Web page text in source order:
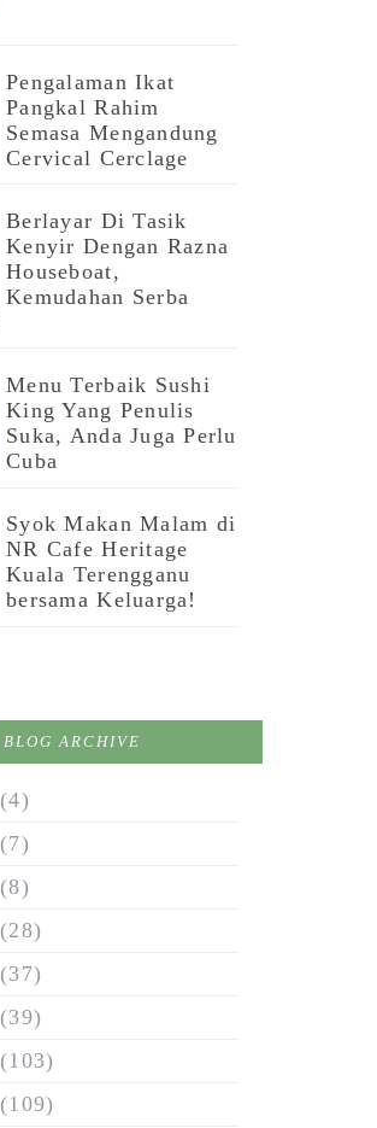
Pengalaman Ikat
Pangkal Rahim
Semasa Mengandung
Cervical Cerclage
Berlayar Di Tasik
Kenyir Dengan Razna
Houseboat,
Kemudahan Serba
Menu Terbaik Sushi
King Yang Penulis
Suka, Anda Juga Perlu
Cuba
Syok Makan Malam di
NR Cafe Heritage
Kuala Terengganu
bersama Keluarga!
BLOG ARCHIVE
(4)
(7)
(8)
(28)
(37)
(39)
(103)
(109)